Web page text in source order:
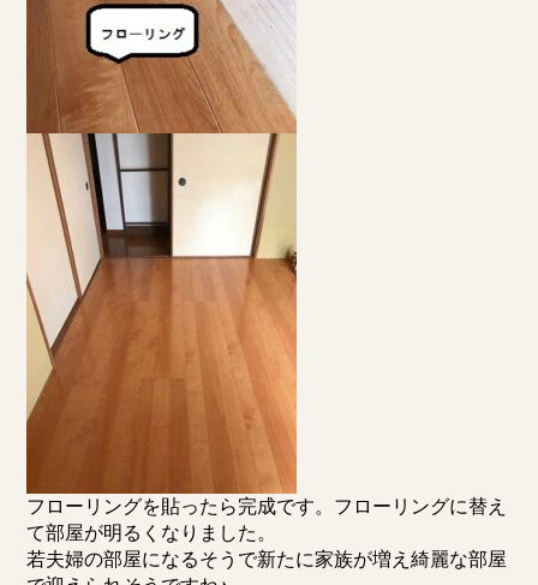
フローリングを貼ったら完成です。フローリングに替え
て部屋が明るくなりました。
若夫婦の部屋になるそうで新たに家族が増え綺麗な部屋